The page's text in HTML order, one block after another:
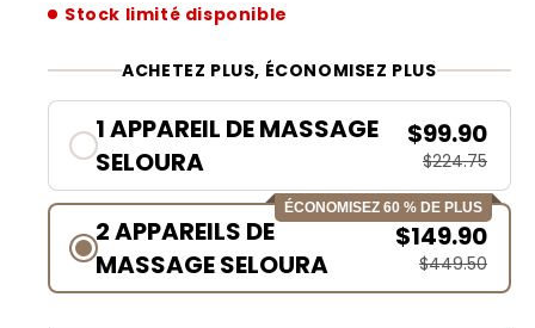
Stock limité disponible
ACHETEZ PLUS, ÉCONOMISEZ PLUS
1 APPAREIL DE MASSAGE
SELOURA
$99.90
$224.75
ÉCONOMISEZ 60 % DE PLUS
2 APPAREILS DE
MASSAGE SELOURA
$149.90
$449.50